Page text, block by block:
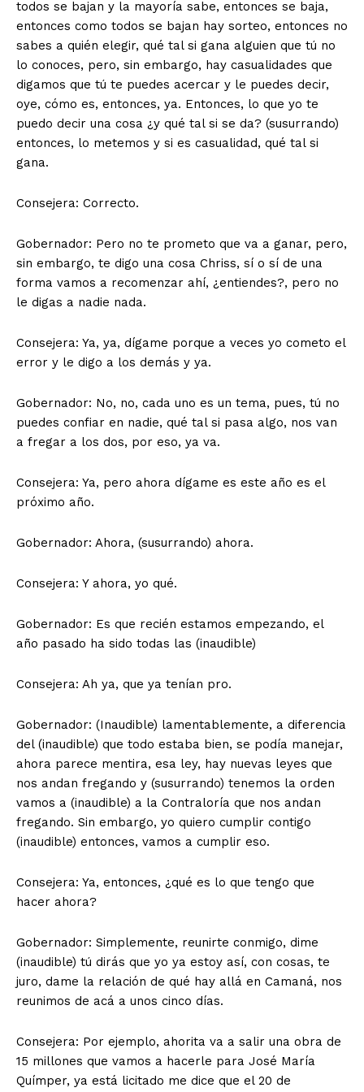
todos se bajan y la mayoría sabe, entonces se baja,
entonces como todos se bajan hay sorteo, entonces no
sabes a quién elegir, qué tal si gana alguien que tú no
lo conoces, pero, sin embargo, hay casualidades que
digamos que tú te puedes acercar y le puedes decir,
oye, cómo es, entonces, ya. Entonces, lo que yo te
puedo decir una cosa ¿y qué tal si se da? (susurrando)
entonces, lo metemos y si es casualidad, qué tal si
gana.
Consejera: Correcto.
Gobernador: Pero no te prometo que va a ganar, pero,
sin embargo, te digo una cosa Chriss, sí o sí de una
forma vamos a recomenzar ahí, ¿entiendes?, pero no
le digas a nadie nada.
Consejera: Ya, ya, dígame porque a veces yo cometo el
error y le digo a los demás y ya.
Gobernador: No, no, cada uno es un tema, pues, tú no
puedes confiar en nadie, qué tal si pasa algo, nos van
a fregar a los dos, por eso, ya va.
Consejera: Ya, pero ahora dígame es este año es el
próximo año.
Gobernador: Ahora, (susurrando) ahora.
Consejera: Y ahora, yo qué.
Gobernador: Es que recién estamos empezando, el
año pasado ha sido todas las (inaudible)
Consejera: Ah ya, que ya tenían pro.
Gobernador: (Inaudible) lamentablemente, a diferencia
del (inaudible) que todo estaba bien, se podía manejar,
ahora parece mentira, esa ley, hay nuevas leyes que
nos andan fregando y (susurrando) tenemos la orden
vamos a (inaudible) a la Contraloría que nos andan
fregando. Sin embargo, yo quiero cumplir contigo
(inaudible) entonces, vamos a cumplir eso.
Consejera: Ya, entonces, ¿qué es lo que tengo que
hacer ahora?
Gobernador: Simplemente, reunirte conmigo, dime
(inaudible) tú dirás que yo ya estoy así, con cosas, te
juro, dame la relación de qué hay allá en Camaná, nos
reunimos de acá a unos cinco días.
Consejera: Por ejemplo, ahorita va a salir una obra de
15 millones que vamos a hacerle para José María
Químper, ya está licitado me dice que el 20 de